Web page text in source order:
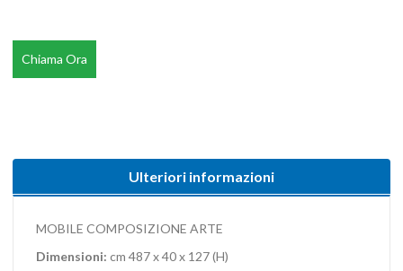
Chiama Ora
Ulteriori informazioni
MOBILE COMPOSIZIONE ARTE
Dimensioni: cm 487 x 40 x 127 (H)